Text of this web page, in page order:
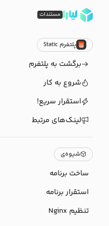
مستندات
پلتفرم Static
برگشت به پلتفرم
شروع به کار
استقرار سریع!
لینک‌های مرتبط
شیوه‌ی
ساخت برنامه
استقرار برنامه
تنظیم Nginx